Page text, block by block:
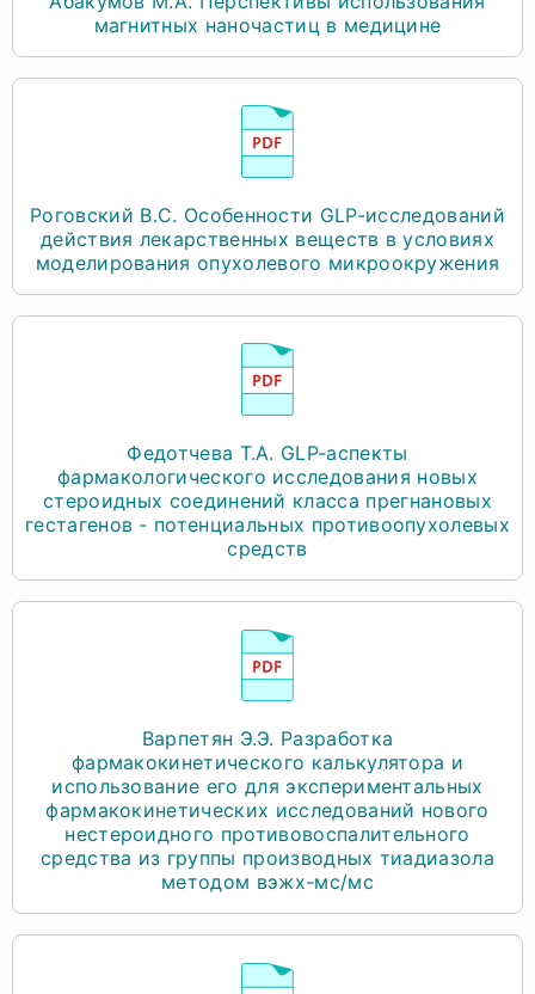
магнитных наночастиц в медицине
Роговский В.С. Особенности GLP-исследований
действия лекарственных веществ в условиях
моделирования опухолевого микроокружения
Федотчева Т.А. GLP-аспекты
фармакологического исследования новых
стероидных соединений класса прегнановых
гестагенов - потенциальных противоопухолевых
средств
Варпетян Э.Э. Разработка
фармакокинетического калькулятора и
использование его для экспериментальных
фармакокинетических исследований нового
нестероидного противовоспалительного
средства из группы производных тиадиазола
методом вэжх-мс/мс